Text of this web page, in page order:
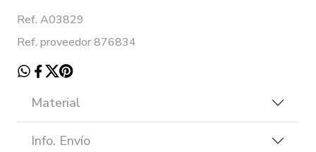
Ref. A03829
Ref. proveedor 876834
Material
Info. Envío